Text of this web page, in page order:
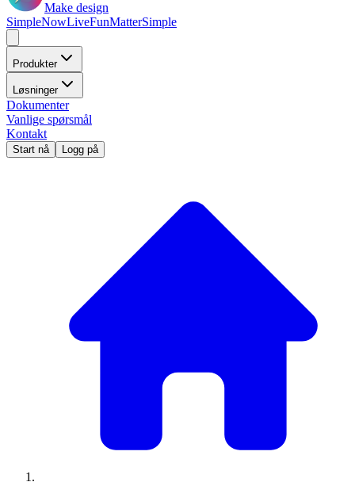
Make design
SimpleNowLiveFunMatterSimple
Produkter
Løsninger
Dokumenter
Vanlige spørsmål
Kontakt
Start nå Logg på